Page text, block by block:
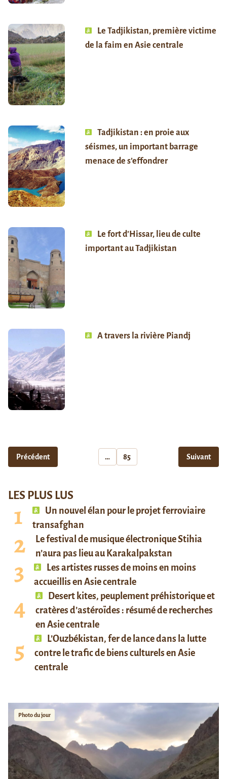
Le Tadjikistan, première victime
de la faim en Asie centrale
Tadjikistan : en proie aux
séismes, un important barrage
menace de s’effondrer
Le fort d’Hissar, lieu de culte
important au Tadjikistan
A travers la rivière Piandj
Précédent … 85 Suivant
LES PLUS LUS
Un nouvel élan pour le projet ferroviaire
transafghan
Le festival de musique électronique Stihia
n’aura pas lieu au Karakalpakstan
Les artistes russes de moins en moins
accueillis en Asie centrale
Desert kites, peuplement préhistorique et
cratères d’astéroïdes : résumé de recherches
en Asie centrale
L’Ouzbékistan, fer de lance dans la lutte
contre le trafic de biens culturels en Asie
centrale
Photo du jour